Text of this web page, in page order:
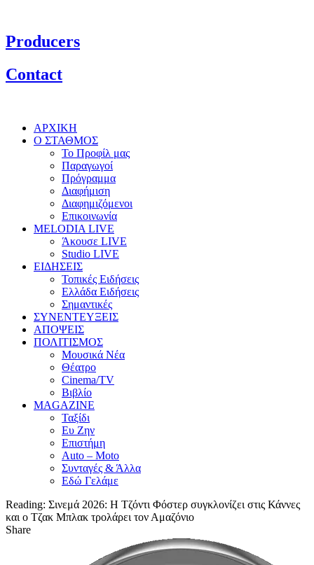
Producers
Contact
ΑΡΧΙΚΗ
Ο ΣΤΑΘΜΟΣ
Το Προφίλ μας
Παραγωγοί
Πρόγραμμα
Διαφήμιση
Διαφημιζόμενοι
Επικοινωνία
MELODIA LIVE
Άκουσε LIVE
Studio LIVE
ΕΙΔΗΣΕΙΣ
Τοπικές Ειδήσεις
Ελλάδα Ειδήσεις
Σημαντικές
ΣΥΝΕΝΤΕΥΞΕΙΣ
ΑΠΟΨΕΙΣ
ΠΟΛΙΤΙΣΜΟΣ
Μουσικά Νέα
Θέατρο
Cinema/TV
Βιβλίο
MAGAZINE
Ταξίδι
Ευ Ζην
Επιστήμη
Auto – Moto
Συνταγές & Άλλα
Εδώ Γελάμε
Reading: Σινεμά 2026: Η Τζόντι Φόστερ συγκλονίζει στις Κάννες
και ο Τζακ Μπλακ τρολάρει τον Αμαζόνιο
Share